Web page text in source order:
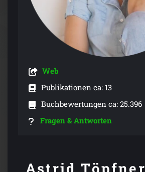
Web
Publikationen ca: 13
Buchbewertungen ca: 25.396
Fragen & Antworten
Astrid Töpfner